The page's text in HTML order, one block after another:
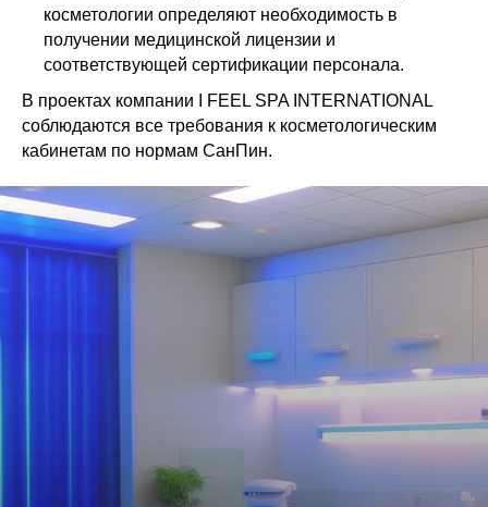
косметологии определяют необходимость в
получении медицинской лицензии и
соответствующей сертификации персонала.
В проектах компании I FEEL SPA INTERNATIONAL
соблюдаются все требования к косметологическим
кабинетам по нормам СанПин.